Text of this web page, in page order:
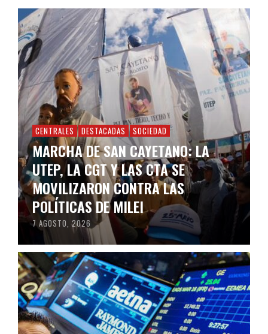
CENTRALES DESTACADAS SOCIEDAD
MARCHA DE SAN CAYETANO: LA
UTEP, LA CGT Y LAS CTA SE
MOVILIZARON CONTRA LAS
POLÍTICAS DE MILEI
7 AGOSTO, 2026